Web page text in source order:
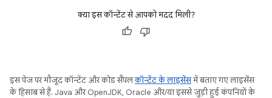
क्या इस कॉन्टेंट से आपको मदद मिली?
इस पेज पर मौजूद कॉन्टेंट और कोड सैंपलकॉन्टेंट के लाइसेंसमें बताए गए लाइसेंस
के हिसाब से हैं. Java और OpenJDK, Oracle और/या इससे जुड़ी हुई कंपनियों के